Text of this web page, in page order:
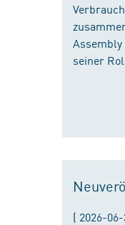
seiner
( 2026-